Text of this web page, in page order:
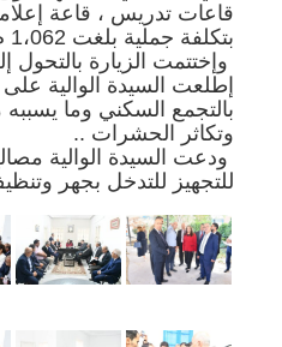
قاعات تدريس ، قاعة
بتكلفة جملية بلغت 1،062 م.د .
وإختتمت الزيارة
إطلعت السيدة الوالية
بالتجمع السكني وما
وتكاثر الحشرات ..
ودعت السيدة الوالية
للتجهيز للتدخل بجهر